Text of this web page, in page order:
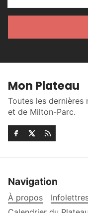
Mon Plateau
Toutes les dernières
et de Milton-Parc.
Navigation
À propos